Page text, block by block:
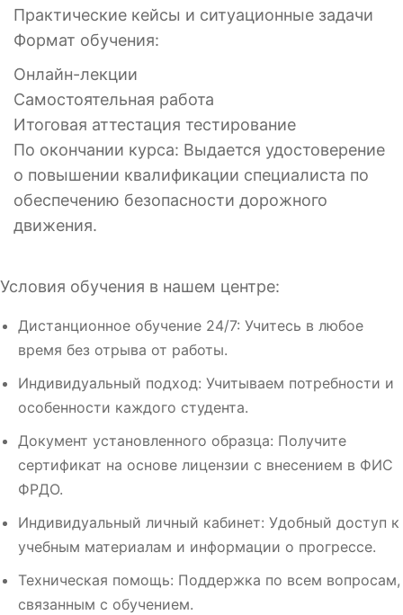
Практические кейсы и ситуационные задачи
Формат обучения:
Онлайн-лекции
Самостоятельная работа
Итоговая аттестация тестирование
По окончании курса: Выдается удостоверение
о повышении квалификации специалиста по
обеспечению безопасности дорожного
движения.
Условия обучения в нашем центре:
Дистанционное обучение 24/7: Учитесь в любое
время без отрыва от работы.
Индивидуальный подход: Учитываем потребности и
особенности каждого студента.
Документ установленного образца: Получите
сертификат на основе лицензии с внесением в ФИС
ФРДО.
Индивидуальный личный кабинет: Удобный доступ к
учебным материалам и информации о прогрессе.
Техническая помощь: Поддержка по всем вопросам,
связанным с обучением.